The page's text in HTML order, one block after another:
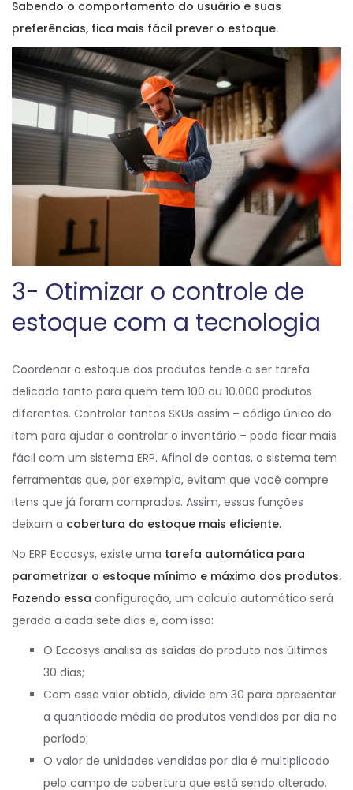
Sabendo o comportamento do usuário e suas
preferências, fica mais fácil prever o estoque.
3- Otimizar o controle de
estoque com a tecnologia
Coordenar o estoque dos produtos tende a ser tarefa
delicada tanto para quem tem 100 ou 10.000 produtos
diferentes. Controlar tantos SKUs assim – código único do
item para ajudar a controlar o inventário – pode ficar mais
fácil com um sistema ERP. Afinal de contas, o sistema tem
ferramentas que, por exemplo, evitam que você compre
itens que já foram comprados. Assim, essas funções
deixam a cobertura do estoque mais eficiente.
No ERP Eccosys, existe uma tarefa automática para
parametrizar o estoque mínimo e máximo dos produtos.
Fazendo essa configuração, um calculo automático será
gerado a cada sete dias e, com isso:
O Eccosys analisa as saídas do produto nos últimos
30 dias;
Com esse valor obtido, divide em 30 para apresentar
a quantidade média de produtos vendidos por dia no
período;
O valor de unidades vendidas por dia é multiplicado
pelo campo de cobertura que está sendo alterado.